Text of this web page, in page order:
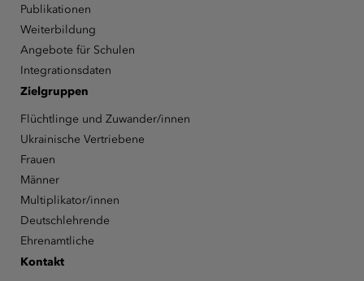
Publikationen
Weiterbildung
Angebote für Schulen
Integrationsdaten
Zielgruppen
Flüchtlinge und Zuwander/innen
Ukrainische Vertriebene
Frauen
Männer
Multiplikator/innen
Deutschlehrende
Ehrenamtliche
Kontakt